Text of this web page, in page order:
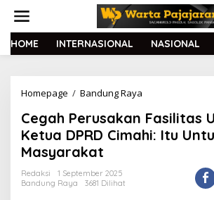
t
HOME INTERNASIONAL NASIONAL
Homepage / Bandung Raya
g
a
h
Cegah Perusakan Fasilitas
Ketua DPRD Cimahi: Itu
Masyarakat
Redaksi
1 September 2025
Bandung Raya
3681 Dilihat